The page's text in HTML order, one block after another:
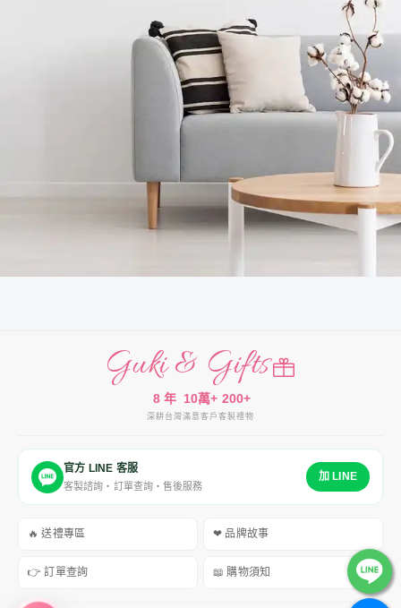
Guki & Gifts
8 年
深耕台灣
10萬+
滿意客戶
200+
客製禮物
官方 LINE 客服
客製諮詢・訂單查詢・售後服務
加 LINE
🔥 送禮專區 ❤ 品牌故事
👉 訂單查詢 📖 購物須知